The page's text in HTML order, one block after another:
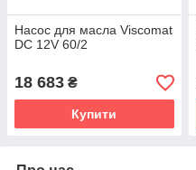
Насос для масла Viscomat
DC 12V 60/2
18 683 ₴
Купити